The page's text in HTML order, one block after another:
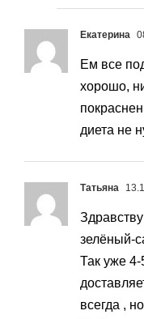
Екатерина
Ем все
хорошо,
диета не
Татьяна
зелёный-
Так уже 4-
всегда ,